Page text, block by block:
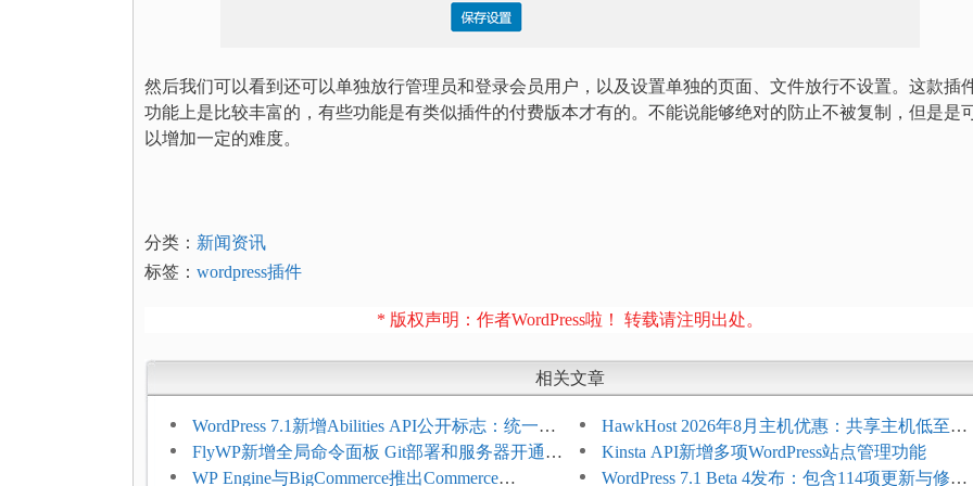
然后我们可以看到还可以单独放行管理员和登录会员用户，以及设置单独的页面、文件放行不设置。这款插
功能上是比较丰富的，有些功能是有类似插件的付费版本才有的。不能说能够绝对的防止不被复制，但是是
以增加一定的难度。
分类： 新闻资讯
标签： wordpress插件
* 版权声明：作者WordPress啦！ 转载请注明出处。
相关文章
WordPress 7.1新增Abilities API公开标志：统一支
持REST API、MCP与AI代理
HawkHost 2026年8月主机优惠：共享主机低至
$2.61/月，高性能主机同步折扣
FlyWP新增全局命令面板 Git部署和服务器开通更
方便
Kinsta API新增多项WordPress站点管理功能
WP Engine与BigCommerce推出Commerce
WordPress 7.1 Beta 4发布：包含114项更新与修